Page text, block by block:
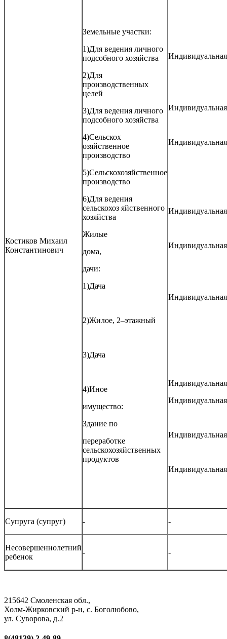
Костиков Михаил
Константинович
Земельные участки:
1)Для ведения личного
подсобного хозяйства
2)Для
производственных
целей
3)Для ведения личного
подсобного хозяйства
4)Сельскох
озяйственное
производство
5)Сельскохозяйственное
производство
6)Для ведения
сельскохоз яйственного
хозяйства
Жилые
дома,
дачи:
1)Дача
2)Жилое, 2–этажный
3)Дача
4)Иное
имущество:
Здание по
переработке
сельскохозяйственных
продуктов
Индивидуальная
Индивидуальная
Индивидуальная
Индивидуальная
Индивидуальная
Индивидуальная
Индивидуальная
Индивидуальная
Индивидуальная
Индивидуальная
Супруга (супруг) - -
Несовершеннолетний
ребенок
- -
215642 Смоленская обл.,
Холм-Жирковский р-н, с. Боголюбово,
ул. Суворова, д.2